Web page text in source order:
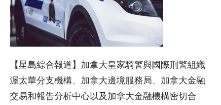
【星島綜合報道】加拿大皇家騎警與國際刑警組織
渥太華分支機構、加拿大邊境服務局、加拿大金融
交易和報告分析中心以及加拿大金融機構密切合